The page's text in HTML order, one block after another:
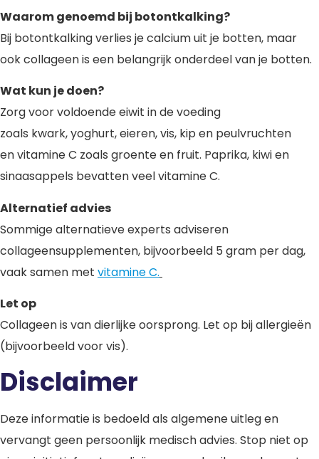
Waarom genoemd bij botontkalking?
Bij botontkalking verlies je calcium uit je botten, maar
ook collageen is een belangrijk onderdeel van je botten.
Wat kun je doen?
Zorg voor voldoende eiwit in de voeding
zoals kwark, yoghurt, eieren, vis, kip en peulvruchten
en vitamine C zoals groente en fruit. Paprika, kiwi en
sinaasappels bevatten veel vitamine C.
Alternatief advies
Sommige alternatieve experts adviseren
collageensupplementen, bijvoorbeeld 5 gram per dag,
vaak samen met vitamine C.
Let op
Collageen is van dierlijke oorsprong. Let op bij allergieën
(bijvoorbeeld voor vis).
Disclaimer
Deze informatie is bedoeld als algemene uitleg en
vervangt geen persoonlijk medisch advies. Stop niet op